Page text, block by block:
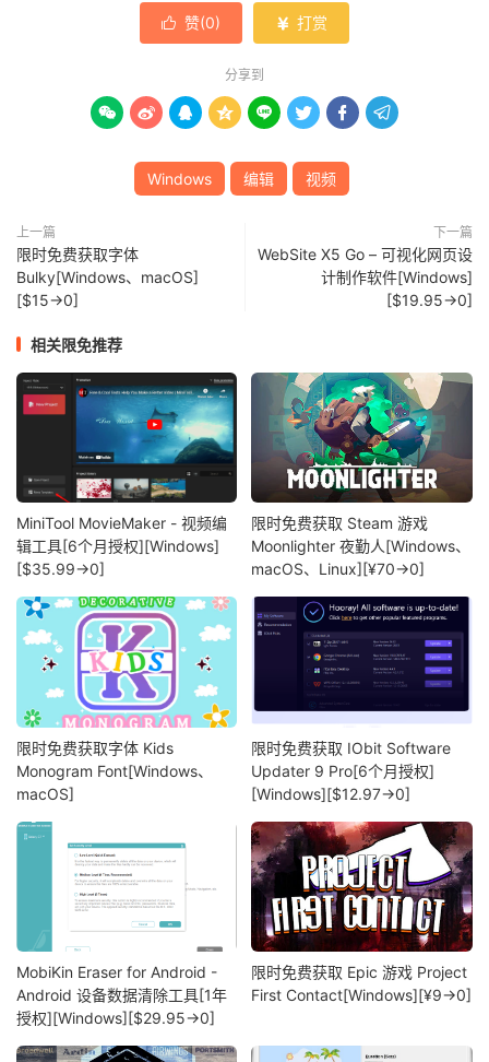
 赞(0)  打赏
分享到
       
Windows 编辑 视频
上一篇
限时免费获取字体
Bulky[Windows、macOS]
[$15→0]
下一篇
WebSite X5 Go – 可视化网页设
计制作软件[Windows]
[$19.95→0]
相关限免推荐
MiniTool MovieMaker - 视频编
辑工具[6个月授权][Windows]
[$35.99→0]
限时免费获取 Steam 游戏
Moonlighter 夜勤人[Windows、
macOS、Linux][¥70→0]
限时免费获取字体 Kids
Monogram Font[Windows、
macOS]
限时免费获取 IObit Software
Updater 9 Pro[6个月授权]
[Windows][$12.97→0]
MobiKin Eraser for Android -
Android 设备数据清除工具[1年
授权][Windows][$29.95→0]
限时免费获取 Epic 游戏 Project
First Contact[Windows][¥9→0]